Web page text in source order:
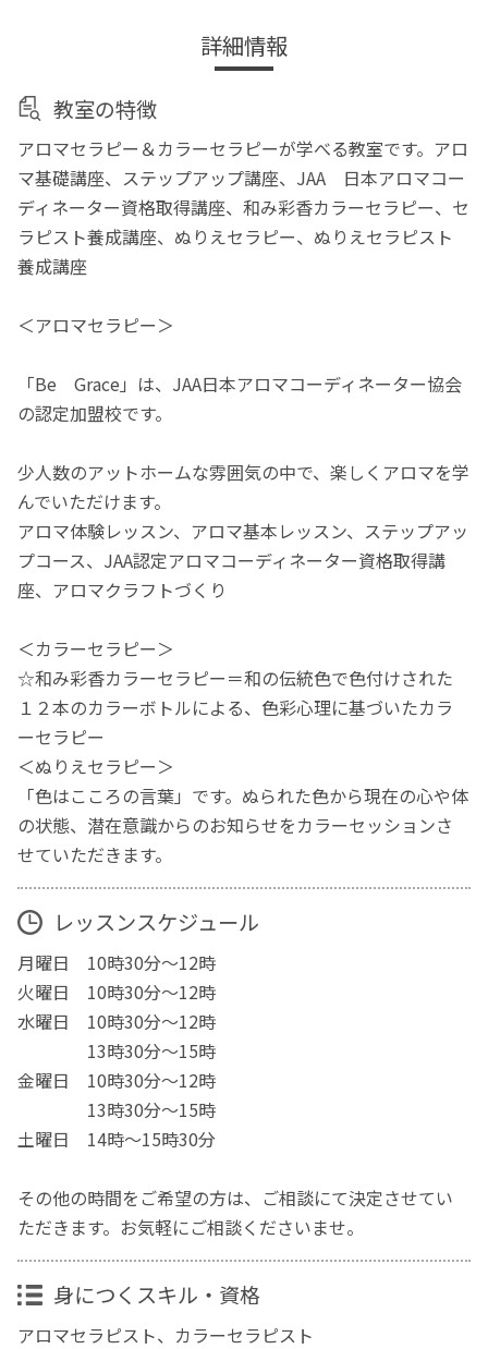
詳細情報
教室の特徴
アロマセラピー＆カラーセラピーが学べる教室です。アロ
マ基礎講座、ステップアップ講座、JAA 日本アロマコー
ディネーター資格取得講座、和み彩香カラーセラピー、セ
ラピスト養成講座、ぬりえセラピー、ぬりえセラピスト
養成講座
＜アロマセラピー＞
「Be Grace」は、JAA日本アロマコーディネーター協会
の認定加盟校です。
少人数のアットホームな雰囲気の中で、楽しくアロマを学
んでいただけます。
アロマ体験レッスン、アロマ基本レッスン、ステップアッ
プコース、JAA認定アロマコーディネーター資格取得講
座、アロマクラフトづくり
＜カラーセラピー＞
☆和み彩香カラーセラピー＝和の伝統色で色付けされた
１２本のカラーボトルによる、色彩心理に基づいたカラ
ーセラピー
＜ぬりえセラピー＞
「色はこころの言葉」です。ぬられた色から現在の心や体
の状態、潜在意識からのお知らせをカラーセッションさ
せていただきます。
レッスンスケジュール
月曜日 10時30分～12時
火曜日 10時30分～12時
水曜日 10時30分～12時
13時30分～15時
金曜日 10時30分～12時
13時30分～15時
土曜日 14時～15時30分
その他の時間をご希望の方は、ご相談にて決定させてい
ただきます。お気軽にご相談くださいませ。
身につくスキル・資格
アロマセラピスト、カラーセラピスト